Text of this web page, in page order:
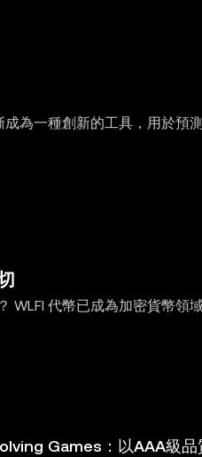
為一種創新的工具，用於預
經成為一個重要的參與者。但
WLFI 代幣已成為加密貨幣領
受矚目。在特朗普家族的支
Games：以AAA級品